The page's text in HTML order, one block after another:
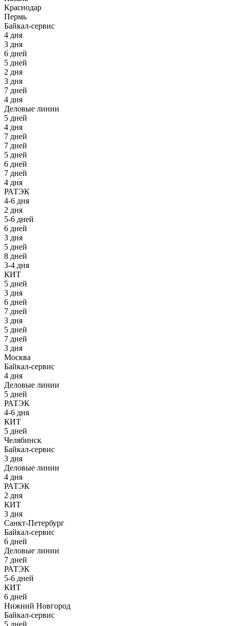
Краснодар
Пермь
Байкал-сервис
4 дня
3 дня
6 дней
5 дней
2 дня
3 дня
7 дней
4 дня
Деловые линии
5 дней
4 дня
7 дней
7 дней
5 дней
6 дней
7 дней
4 дня
РАТЭК
4-6 дня
2 дня
5-6 дней
6 дней
3 дня
5 дней
8 дней
3-4 дня
КИТ
5 дней
3 дня
6 дней
7 дней
3 дня
5 дней
7 дней
3 дня
Москва
Байкал-сервис
4 дня
Деловые линии
5 дней
РАТЭК
4-6 дня
КИТ
5 дней
Челябинск
Байкал-сервис
3 дня
Деловые линии
4 дня
РАТЭК
2 дня
КИТ
3 дня
Санкт-Петербург
Байкал-сервис
6 дней
Деловые линии
7 дней
РАТЭК
5-6 дней
КИТ
6 дней
Нижний Новгород
Байкал-сервис
5 дней